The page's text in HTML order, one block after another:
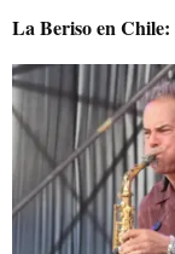
La Beriso en